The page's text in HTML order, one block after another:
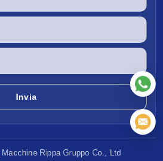
Macchine RippaGruppo Co., Ltd